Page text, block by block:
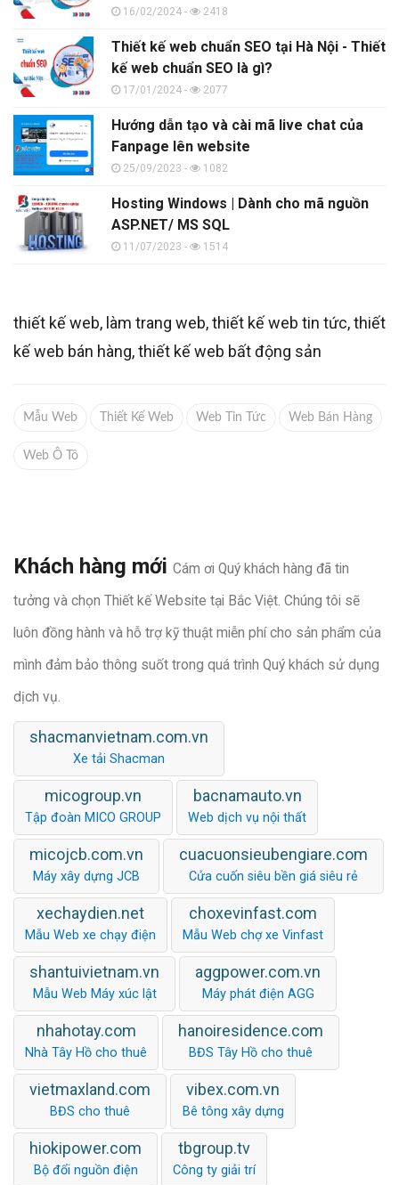
16/02/2024 - 2418
Thiết kế web chuẩn SEO tại Hà Nội - Thiết
kế web chuẩn SEO là gì?
17/01/2024 - 2077
Hướng dẫn tạo và cài mã live chat của
Fanpage lên website
25/09/2023 - 1082
Hosting Windows | Dành cho mã nguồn
ASP.NET/ MS SQL
11/07/2023 - 1514
thiết kế web, làm trang web, thiết kế web tin tức, thiết
kế web bán hàng, thiết kế web bất động sản
Mẫu Web Thiết Kế Web Web Tin Tức Web Bán Hàng
Web Ô Tô
Khách hàng mới Cám ơi Quý khách hàng đã tin
tưởng và chọn Thiết kế Website tại Bắc Việt. Chúng tôi sẽ
luôn đồng hành và hỗ trợ kỹ thuật miễn phí cho sản phẩm của
mình đảm bảo thông suốt trong quá trình Quý khách sử dụng
dịch vụ.
shacmanvietnam.com.vn
Xe tải Shacman
micogroup.vn
Tập đoàn MICO GROUP
bacnamauto.vn
Web dịch vụ nội thất
micojcb.com.vn
Máy xây dựng JCB
cuacuonsieubengiare.com
Cửa cuốn siêu bền giá siêu rẻ
xechaydien.net
Mẫu Web xe chạy điện
choxevinfast.com
Mẫu Web chợ xe Vinfast
shantuivietnam.vn
Mẫu Web Máy xúc lật
aggpower.com.vn
Máy phát điện AGG
nhahotay.com
Nhà Tây Hồ cho thuê
hanoiresidence.com
BĐS Tây Hồ cho thuê
vietmaxland.com
BĐS cho thuê
vibex.com.vn
Bê tông xây dựng
hiokipower.com
Bộ đổi nguồn điện
tbgroup.tv
Công ty giải trí